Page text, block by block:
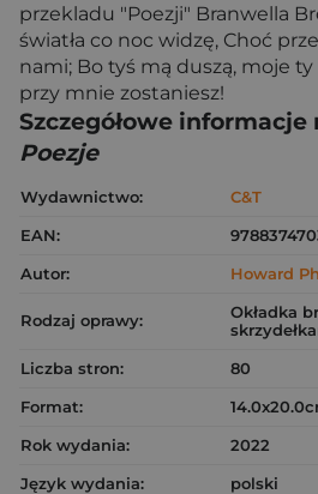
przekladu "Poezji" Branwella
światła co noc widzę, Choć
nami; Bo tyś mą duszą, moje
przy mnie zostaniesz!
Szczegółowe
Poezje
Wydawnictwo:
C&T
EAN:
Autor:
Howard
Rodzaj oprawy:
Okładka
Liczba stron:
80
Format:
Rok wydania:
2022
Język wydania:
polski